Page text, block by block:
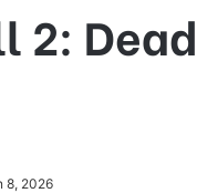
2:
8, 2026